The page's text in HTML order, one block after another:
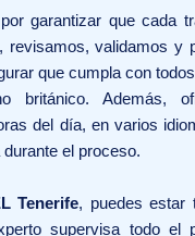
garantizar que cada
revisamos, validamos y
que cumpla con
británico. Además,
del día, en varios
el proceso.
Tenerife, puedes estar
supervisa todo el